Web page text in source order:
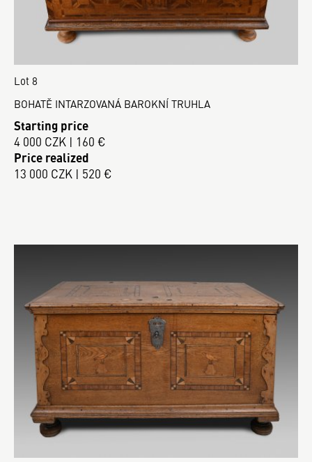
Lot 8
BOHATĚ INTARZOVANÁ BAROKNÍ TRUHLA
Starting price
4 000 CZK | 160 €
Price realized
13 000 CZK | 520 €